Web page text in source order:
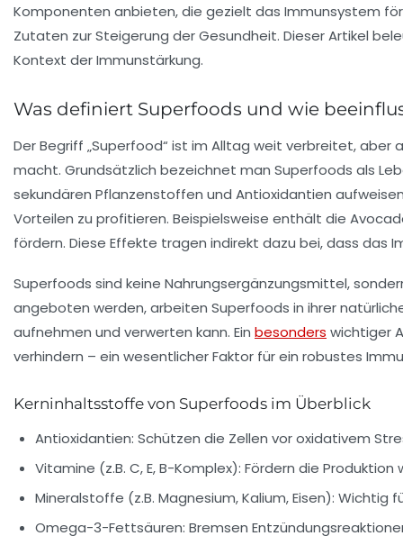
Komponenten anbieten, die gezielt das Immunsystem
Zutaten zur Steigerung der Gesundheit. Dieser Artikel
Kontext der Immunstärkung.
Was definiert Superfoods und wie
Der Begriff „Superfood“ ist im Alltag weit verbreitet,
macht. Grundsätzlich bezeichnet man Superfoods als
sekundären Pflanzenstoffen und Antioxidantien
Vorteilen zu profitieren. Beispielsweise enthält die
fördern. Diese Effekte tragen indirekt dazu bei, dass das
Superfoods sind keine Nahrungsergänzungsmittel,
angeboten werden, arbeiten Superfoods in ihrer
aufnehmen und verwerten kann. Ein besonders wichtiger
verhindern – ein wesentlicher Faktor für ein robustes
Kerninhaltsstoffe von Superfoods im Überblick
Antioxidantien: Schützen die Zellen vor oxidativem
Vitamine (z.B. C, E, B-Komplex): Fördern die Produktion
Mineralstoffe (z.B. Magnesium, Kalium, Eisen): Wichtig
Omega-3-Fettsäuren: Bremsen